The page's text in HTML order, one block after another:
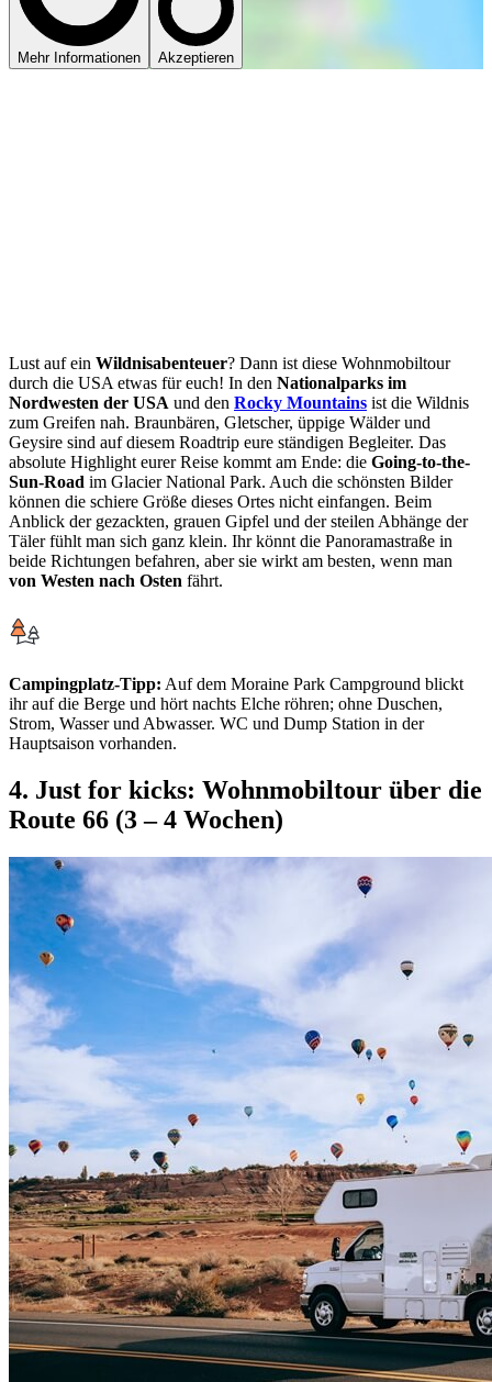
Mehr Informationen Akzeptieren
Lust auf ein Wildnisabenteuer? Dann ist diese Wohnmobiltour
durch die USA etwas für euch! In den Nationalparks im
Nordwesten der USA und den Rocky Mountains ist die Wildnis
zum Greifen nah. Braunbären, Gletscher, üppige Wälder und
Geysire sind auf diesem Roadtrip eure ständigen Begleiter. Das
absolute Highlight eurer Reise kommt am Ende: die Going-to-the-
Sun-Road im Glacier National Park. Auch die schönsten Bilder
können die schiere Größe dieses Ortes nicht einfangen. Beim
Anblick der gezackten, grauen Gipfel und der steilen Abhänge der
Täler fühlt man sich ganz klein. Ihr könnt die Panoramastraße in
beide Richtungen befahren, aber sie wirkt am besten, wenn man
von Westen nach Osten fährt.
Campingplatz-Tipp: Auf dem Moraine Park Campground blickt
ihr auf die Berge und hört nachts Elche röhren; ohne Duschen,
Strom, Wasser und Abwasser. WC und Dump Station in der
Hauptsaison vorhanden.
4. Just for kicks: Wohnmobiltour über die
Route 66 (3 – 4 Wochen)